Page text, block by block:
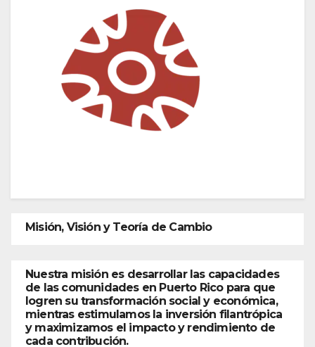
Misión, Visión y Teoría de Cambio
Nuestra misión es desarrollar las capacidades
de las comunidades en Puerto Rico para que
logren su transformación social y económica,
mientras estimulamos la inversión filantrópica
y maximizamos el impacto y rendimiento de
cada contribución.